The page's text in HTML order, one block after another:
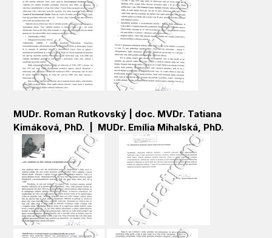
MUDr. Roman Rutkovský | doc. MVDr. Tatiana
Kimáková, PhD. | MUDr. Emília Mihalská, PhD.